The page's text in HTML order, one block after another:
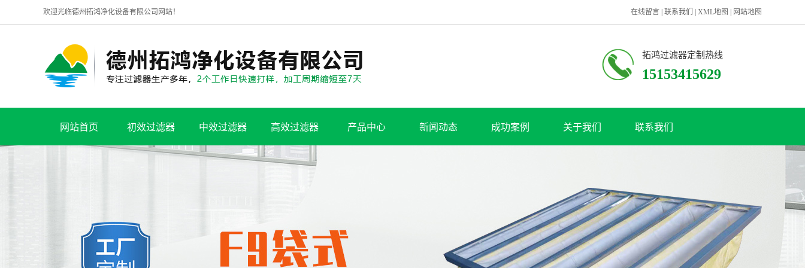
欢迎光临德州拓鸿净化设备有限公司网站！ 在线留言 联系我们 XML地图 网站地图
拓鸿过滤器定制热线
15153415629
网站首页 初效过滤器 中效过滤器 高效过滤器 产品中心 新闻动态 成功案例 关于我们 联系我们